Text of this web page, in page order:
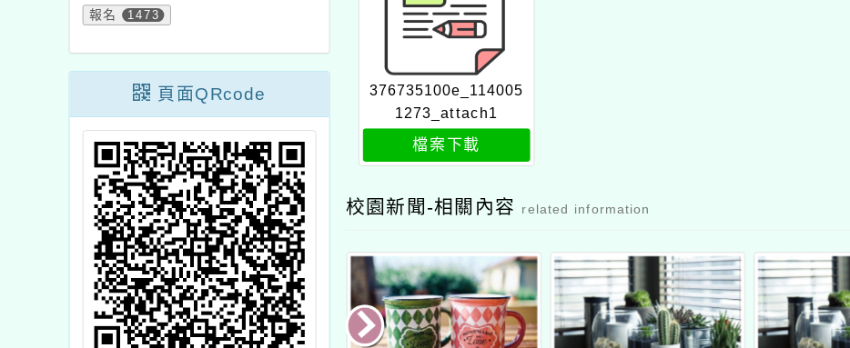
報名 1473
頁面QRcode
376735100e_114005
1273_attach1
檔案下載
校園新聞-相關內容 related information